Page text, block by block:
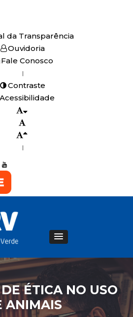
da Transparência
Ouvidoria
Fale Conosco
|
Contraste
Acessibilidade
|
ÉTICA NO USO
ANIMAIS